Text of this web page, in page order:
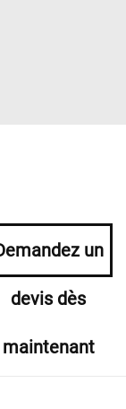
un
devis dès
maintenant